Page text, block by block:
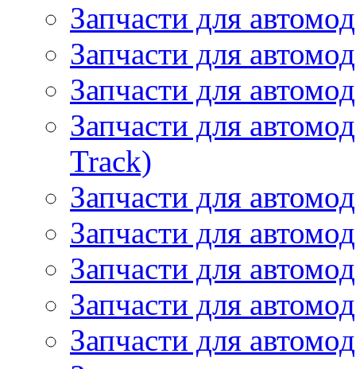
Запчасти для
Запчасти для
Запчасти для
Запчасти для
Track)
Запчасти для
Запчасти для
Запчасти для
Запчасти для
Запчасти для